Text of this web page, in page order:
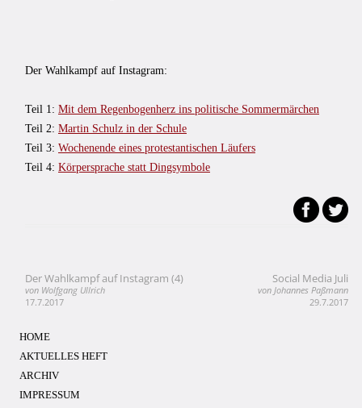
Der Wahlkampf auf Instagram:
Teil 1: Mit dem Regenbogenherz ins politische Sommermärchen
Teil 2: Martin Schulz in der Schule
Teil 3: Wochenende eines protestantischen Läufers
Teil 4: Körpersprache statt Dingsymbole
Beitragsnavigation
Der Wahlkampf auf Instagram (4)
von Wolfgang Ullrich
17.7.2017
Social Media Juli
von Johannes Paßmann
29.7.2017
HOME
AKTUELLES HEFT
ARCHIV
IMPRESSUM